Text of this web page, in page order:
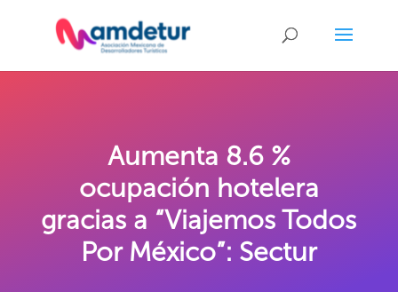
Aumenta 8.6 %
ocupación hotelera
gracias a “Viajemos Todos
Por México”: Sectur